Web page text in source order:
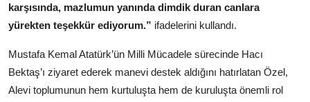
karşısında, mazlumun yanında dimdik duran canlara
yürekten teşekkür ediyorum.” ifadelerini kullandı.
Mustafa Kemal Atatürk’ün Milli Mücadele sürecinde Hacı
Bektaş’ı ziyaret ederek manevi destek aldığını hatırlatan Özel,
Alevi toplumunun hem kurtuluşta hem de kuruluşta önemli rol